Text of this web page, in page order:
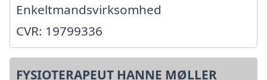
Enkeltmandsvirksomhed
CVR: 19799336
FYSIOTERAPEUT HANNE MØLLER